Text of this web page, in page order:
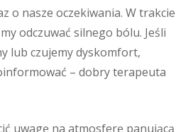
o nasze oczekiwania. W trakcie
odczuwać silnego bólu. Jeśli
lub czujemy dyskomfort,
– dobry terapeuta
uwagę na atmosferę panującą